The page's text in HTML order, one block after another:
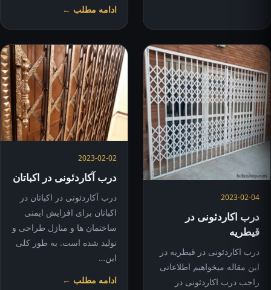
ادامه مطلب ←
2023-02-04
درب اکاردئونی در
قیطریه
درب اکاردئونی در قیطریه در
این مقاله میخواهیم اطلاعاتی
راجب درب اکاردئونی در
2023-02-02
درب آکاردئونی در اکباتان
درب آکاردئونی در اکباتان در
اکباتان برای افزایش ایمنی
ساختمان ها و منازل طراحی و
تولید شده است. به طور کلی
این…
ادامه مطلب ←